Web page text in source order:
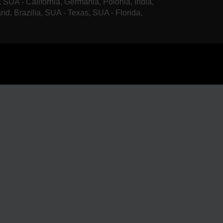
SUA - California, Germania, Polonia, India,
Brazilia, SUA - Texas, SUA - Florida,